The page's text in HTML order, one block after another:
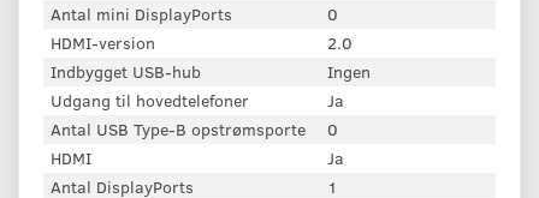
Antal mini DisplayPorts
0
HDMI-version
2.0
Indbygget USB-hub
Ingen
Udgang til hovedtelefoner
Ja
Antal USB Type-B opstrømsporte
0
HDMI
Ja
Antal DisplayPorts
1